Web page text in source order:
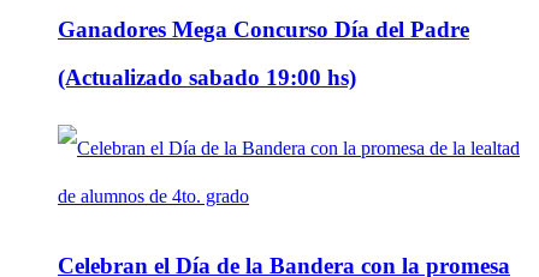
Ganadores Mega Concurso Día del Padre
(Actualizado sabado 19:00 hs)
Celebran el Día de la Bandera con la promesa